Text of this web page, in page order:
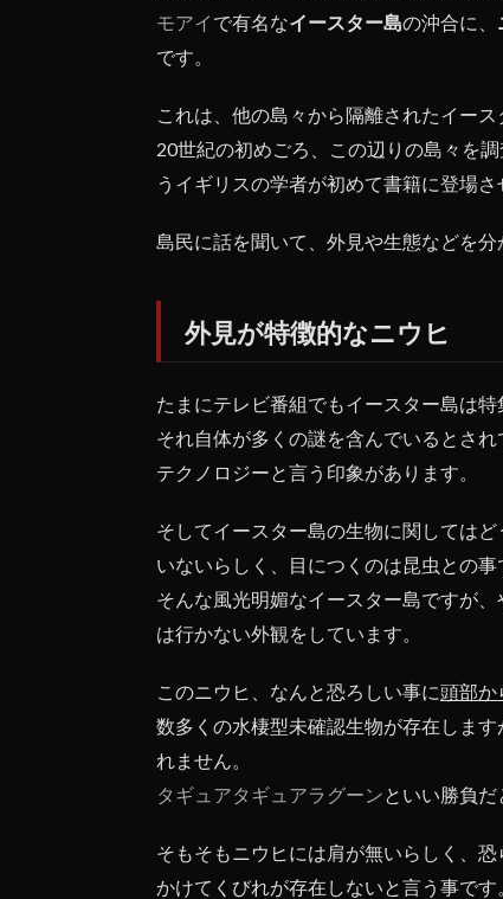
出現
する
未確
物
1.1
外見
徴的
なニ
1.2
ニウ
正体
外な
生物
た？
モアイ で有名なイースター島の沖合に、
です。
これは、他の島々から隔離されたイー
20世紀の初めごろ、この辺りの島々を
うイギリスの学者が初めて書籍に登場さ
島民に話を聞いて、外見や生態などを分
外見が特徴的なニウヒ
たまにテレビ番組でもイースター島は
それ自体が多くの謎を含んでいるとさ
テクノロジーと言う印象があります。
そしてイースター島の生物に関しては
いないらしく、目につくのは昆虫との事
そんな風光明媚なイースター島ですが
は行かない外観をしています。
このニウヒ、なんと恐ろしい事に頭部か
数多くの水棲型未確認生物が存在しま
れません。
タギュアタギュアラグーン といい勝負だ
そもそもニウヒには肩が無いらしく、
かけてくびれが存在しないと言う事です